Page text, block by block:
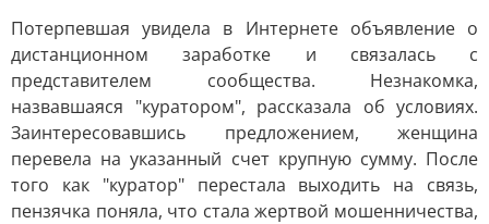
Потерпевшая увидела в Интернете объявление о
дистанционном заработке и связалась с
представителем сообщества. Незнакомка,
назвавшаяся "куратором", рассказала об условиях.
Заинтересовавшись предложением, женщина
перевела на указанный счет крупную сумму. После
того как "куратор" перестала выходить на связь,
пензячка поняла, что стала жертвой мошенничества,